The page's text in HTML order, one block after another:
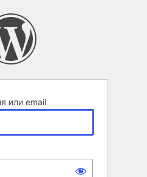
или email